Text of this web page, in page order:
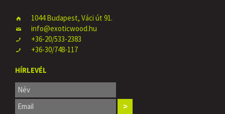
1044 Budapest, Váci út 91.
info@exoticwood.hu
+36-20/533-2383
+36-30/748-117
HÍRLEVÉL